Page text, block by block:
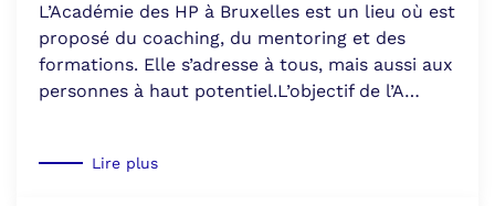
L’Académie des HP à Bruxelles est un lieu où est
proposé du coaching, du mentoring et des
formations. Elle s’adresse à tous, mais aussi aux
personnes à haut potentiel.L’objectif de l’A…
Lire plus